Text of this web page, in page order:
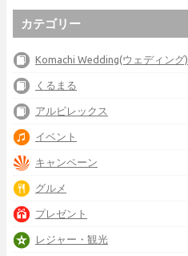
カテゴリー
Komachi Wedding(ウェディング)
くるまる
アルビレックス
イベント
キャンペーン
グルメ
プレゼント
レジャー・観光